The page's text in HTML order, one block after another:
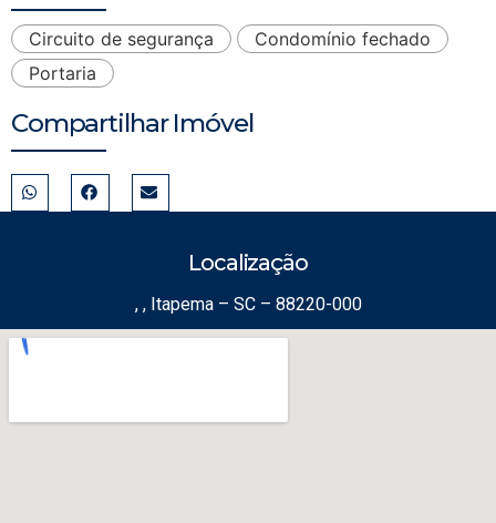
Circuito de segurança
Condomínio fechado
Portaria
Compartilhar Imóvel
Localização
, , Itapema – SC – 88220-000